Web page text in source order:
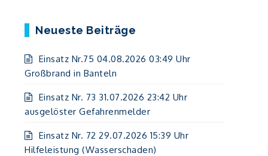
Neueste Beiträge
Einsatz Nr.75 04.08.2026 03:49 Uhr
Großbrand in Banteln
Einsatz Nr. 73 31.07.2026 23:42 Uhr
ausgelöster Gefahrenmelder
Einsatz Nr. 72 29.07.2026 15:39 Uhr
Hilfeleistung (Wasserschaden)